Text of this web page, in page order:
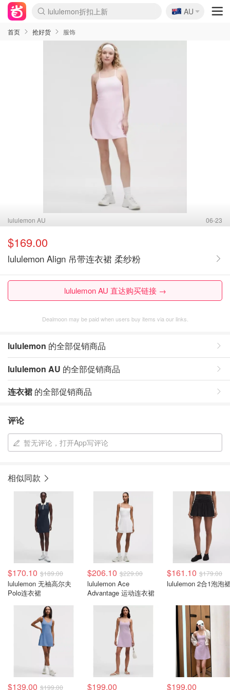
SSENSE年中3折
FreshBeauty好价汇总
Cettire降价+叠9折
WWS Coles超市实拍
viagogo二手票捡漏
Myer超级周末1折
The Outnet奢牌1折起
David Jones 3折起
Flannels大牌1折
Perfumes Club护肤1折
AMIRO返校季6.2折
Amazon折扣汇总
eToro入金$200送$50
Amazon数码好物
ICONIC本周7.5折
ThedoubleF高奢地板价
Moose Knuckles 6折
丝芙兰5折起
EUFY官网3.7折起
Selenichast首饰2折
Trip机票酒店促销
YSL送5件彩妆礼
Amazon家居好物
Amazon美妆护肤
雅漾大喷$8
过敏原检测盒$33
伊索独家赠50ml沐浴露
科颜氏清仓3折
SEALIFE海洋馆门票6折
丝塔芙大白罐$16
订阅Newsletter送香薰
Cult Beauty 6.8折
Harrods圣诞日历2.3折
LN-CC奢牌私促3折
d'Alba空姐喷雾$16
EVE LOM套装逆天2折
Bernardelli独家4折
Adore Beauty 6折起
CT圣诞日历
Mytheresa奢品2.7折
Luxury Escapes 9折
Currentbody美容仪9折
MOON Garden Live
Roborock扫地机3.7折
Tingo Life水杯$24
Valentino官网5折
CR洗发护发6.3折
修丽可套装7.4折
Myer彩妆2件7折
GANNI官网4.5折
Stylevana韩妆4折
Tessabit高奢8.5折
OGX洗护4折
Amazon阿德莱德次日达
卡诗8.5折+赠礼
Philips Hue灯具8折
🇦🇺
AU
首页 抢好货 服饰
lululemon AU 06-23
$169.00
lululemon Align 吊带连衣裙 柔纱粉
lululemon AU 直达购买链接 →
Dealmoon may be paid when users buy items via our links.
lululemon 的全部促销商品
lululemon AU 的全部促销商品
连衣裙 的全部促销商品
评论
暂无评论，打开App写评论
相似同款
$170.10 $189.00
lululemon 无袖高尔夫
Polo连衣裙
$206.10 $229.00
lululemon Ace
Advantage 运动连衣裙
$161.10 $179.00
lululemon 2合1泡泡
$139.00 $199.00 $199.00 $199.00